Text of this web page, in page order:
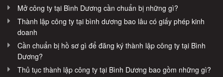
Mở công ty tại Bình Dương cần chuẩn bị những gì?
Thành lập công ty tại bình dương bao lâu có giấy phép kinh
doanh
Cần chuẩn bị hồ sơ gì để đăng ký thành lập công ty tại Bình
Dương?
Thủ tục thành lập công ty tại Bình Dương bao gồm những gì?